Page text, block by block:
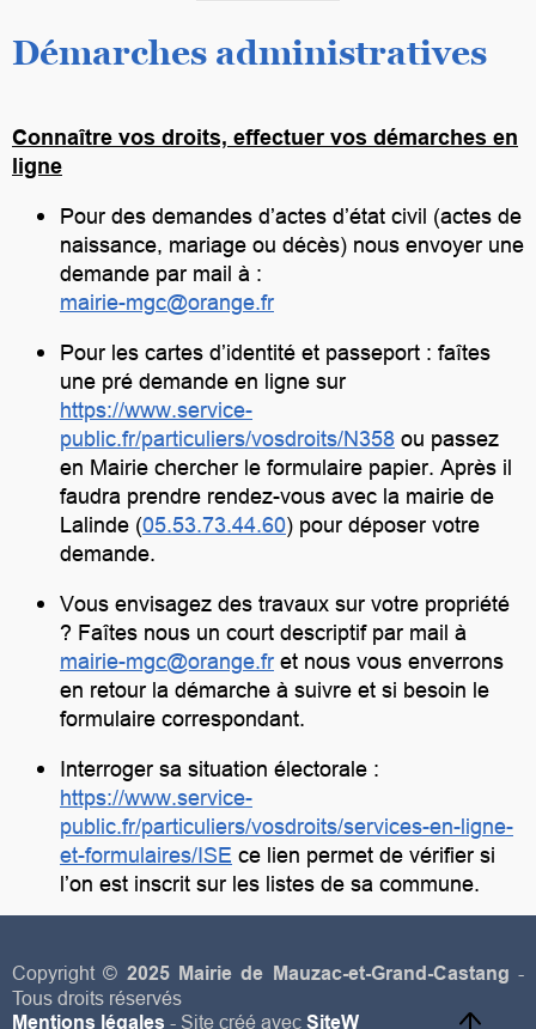
Démarches administratives
Connaître vos droits, effectuer vos démarches en
ligne
Pour des demandes d’actes d’état civil (actes de
naissance, mariage ou décès) nous envoyer une
demande par mail à :
mairie-mgc@orange.fr
Pour les cartes d’identité et passeport : faîtes
une pré demande en ligne sur
https://www.service-
public.fr/particuliers/vosdroits/N358 ou passez
en Mairie chercher le formulaire papier. Après il
faudra prendre rendez-vous avec la mairie de
Lalinde (05.53.73.44.60) pour déposer votre
demande.
Vous envisagez des travaux sur votre propriété
? Faîtes nous un court descriptif par mail à
mairie-mgc@orange.fr et nous vous enverrons
en retour la démarche à suivre et si besoin le
formulaire correspondant.
Interroger sa situation électorale :
https://www.service-
public.fr/particuliers/vosdroits/services-en-ligne-
et-formulaires/ISE ce lien permet de vérifier si
l’on est inscrit sur les listes de sa commune.
Copyright © 2025 Mairie de Mauzac-et-Grand-Castang -
Tous droits réservés
Mentions légales - Site créé avec SiteW